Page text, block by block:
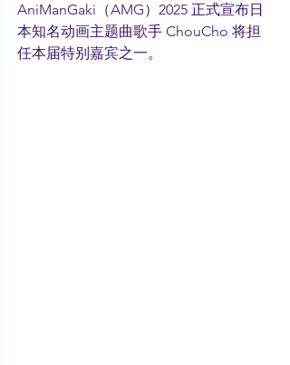
AniManGaki（AMG）2025 正式宣布日
本知名动画主题曲歌手 ChouCho 将担
任本届特别嘉宾之一。